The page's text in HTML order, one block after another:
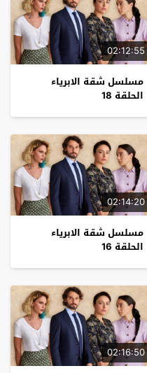
02:12:55
مسلسل شقة الابرياء
الحلقة 18
02:14:20
مسلسل شقة الابرياء
الحلقة 16
02:16:50